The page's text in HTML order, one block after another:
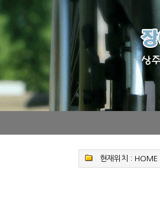
현재위치 : HOME